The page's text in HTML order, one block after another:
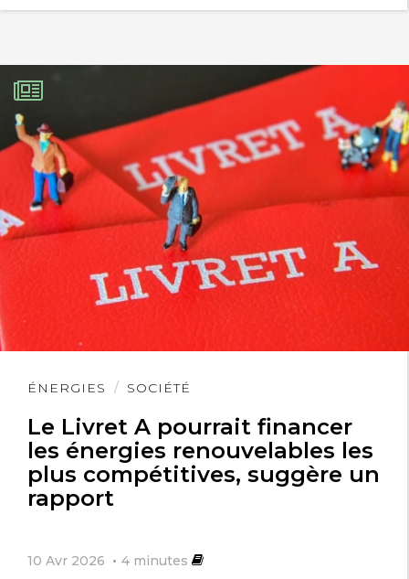
ÉNERGIES SOCIÉTÉ
Le Livret A pourrait financer
les énergies renouvelables les
plus compétitives, suggère un
rapport
10 Avr 2026 4 minutes
Lire